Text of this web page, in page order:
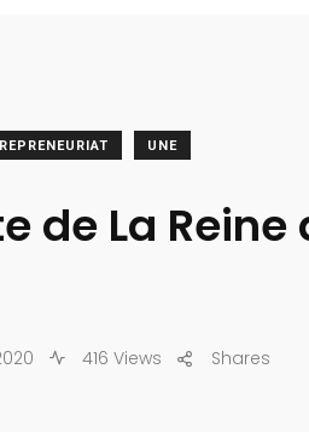
UNE
de La Reine
416 Views Shares